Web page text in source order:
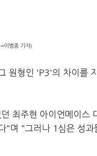
이범종 기자)
원형인 'P3'의 차이를
최주현 아이언메이스
"며 "그러나 1심은 성